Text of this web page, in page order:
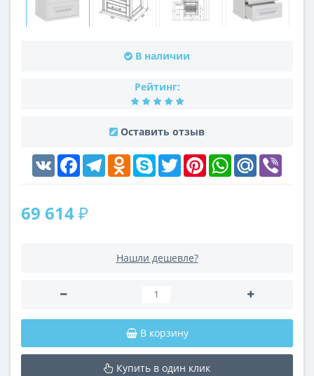
В наличии
Рейтинг:
Оставить отзыв
VK FacebookTelegramOdnoklassniki
Skype Twitter PinterestWhatsAppMail.Ru
69 614 ₽
Нашли дешевле?
В корзину
Купить в один клик